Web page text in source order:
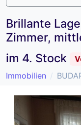
Brillante
Zimmer,
im 4. Stock
Immobilien